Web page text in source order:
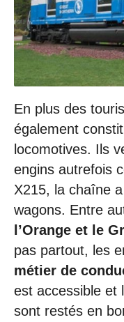
En plus des
également
locomotives. Ils
engins autrefois
X215, la chaîne
wagons. Entre
l’Orange et le
pas partout, les
métier de
est accessible et
sont restés en